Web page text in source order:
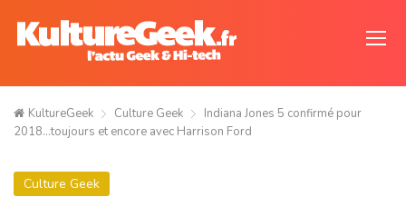
KultureGeek Culture Geek
Indiana Jones 5 confirmé pour
2018…toujours et encore avec Harrison Ford
Culture Geek